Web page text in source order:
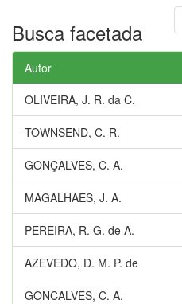
Busca facetada
Autor
OLIVEIRA, J. R. da C.
TOWNSEND, C. R.
GONÇALVES, C. A.
MAGALHAES, J. A.
PEREIRA, R. G. de A.
AZEVEDO, D. M. P. de
GONCALVES, C. A.